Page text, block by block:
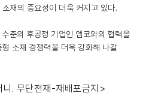
재의 중요성이 더욱 커지고 있다.
수준의 후공정 기업인 앰코와의 협력을
소재 경쟁력을 더욱 강화해 나갈
. 무단전재-재배포금지>